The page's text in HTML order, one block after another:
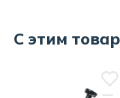
Страна
С этим